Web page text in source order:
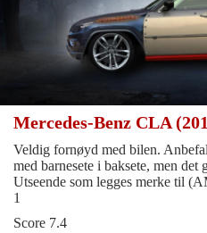
Mercedes-Benz CLA
Veldig fornøyd med bilen.
med barnesete i baksete, men det
Utseende som legges merke til
1
Score 7.4